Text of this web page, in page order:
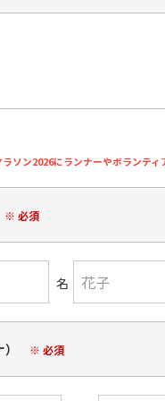
ソン2026にランナーやボランテ
※ 必須
名
※ 必須